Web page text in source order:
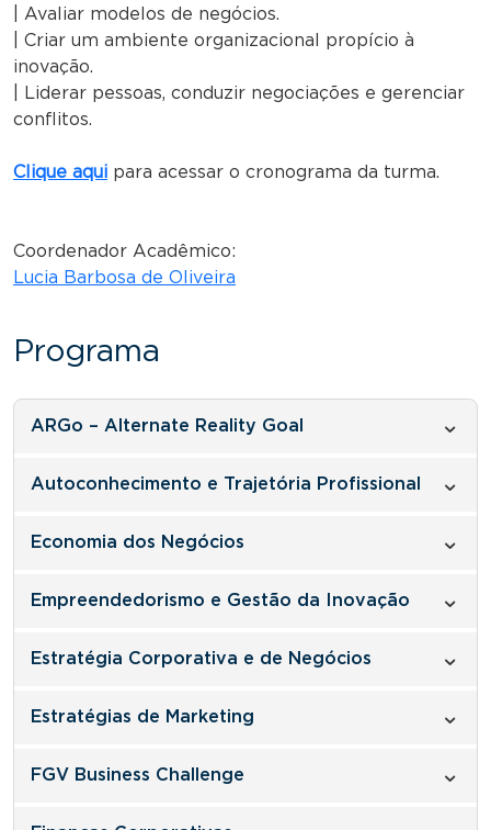
| Avaliar modelos de negócios.
| Criar um ambiente organizacional propício à
inovação.
| Liderar pessoas, conduzir negociações e gerenciar
conflitos.
Clique aqui para acessar o cronograma da turma.
Coordenador Acadêmico:
Lucia Barbosa de Oliveira
Programa
ARGo – Alternate Reality Goal
Autoconhecimento e Trajetória Profissional
Economia dos Negócios
Empreendedorismo e Gestão da Inovação
Estratégia Corporativa e de Negócios
Estratégias de Marketing
FGV Business Challenge